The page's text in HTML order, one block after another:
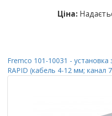
Ціна:
Fremco 101-10031 -
RAPID (кабель 4-12 мм; канал